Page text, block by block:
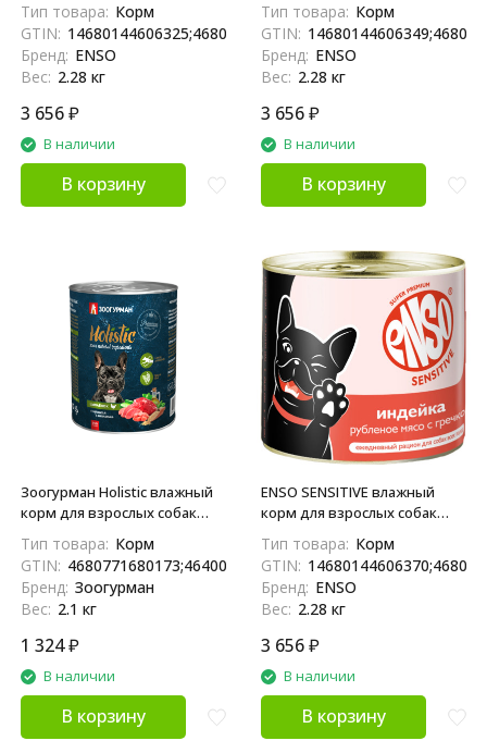
чувствительным
пищеварением, рубленое
мясо кролика с гречкой и
тыквой, в консервах - 190 г х
12 шт
Тип товара: Корм
GTIN: 14680144606325;4680144606328
Бренд: ENSO
Вес: 2.28 кг
3 656₽
В наличии
В корзину
чувствительным
пищеварением для
поддержания здоровья
ЖКТ, рубленое мясо индейки
с гречкой и яблоком, в
консервах - 190 г х 12 шт
Тип товара: Корм
GTIN:
Бренд: ENSO
Вес: 2.28 кг
3 656₽
В наличии
В корзину
Зоогурман Holistic влажный
корм для взрослых собак
горошком и шпинатом, в
консервах - 350 г x 6 шт
Тип товара: Корм
GTIN: 4680771680173;4640001315992
Бренд: Зоогурман
Вес: 2.1 кг
1 324₽
В наличии
В корзину
ENSO SENSITIVE влажный
корм для взрослых собак
чувствительным
пищеварением для
поддержания здоровья
суставов и связок, рубленое
мясо индейки с гречкой, в
консервах - 190 г х 12 шт
Тип товара: Корм
GTIN:
Бренд: ENSO
Вес: 2.28 кг
3 656₽
В наличии
В корзину